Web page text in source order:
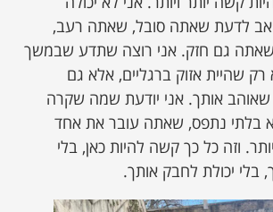
לדעת שאתה סובל, שאתה רעב,
גם חזק. אני רוצה שתדע שבמשך
שהיית אזוק ברגליים, אלא גם
אותך. אני יודעת שמה שקרה
בלתי נתפס, שאתה עובר את אחד
וזה כל כך קשה להיות כאן, בלי
בלי יכולת לחבק אותך.